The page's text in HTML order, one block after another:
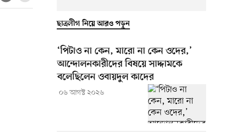
ছাত্রলীগ নিয়ে আরও পড়ুন
‘পিটাও না কেন, মারো না কেন ওদের,’
আন্দোলনকারীদের বিষয়ে সাদ্দামকে
বলেছিলেন ওবায়দুল কাদের
০৬ আগস্ট ২০২৬